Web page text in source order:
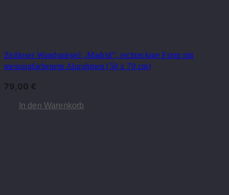
Zeitloser Wandspiegel „Madrid“, rechteckige Form mit
messingfarbenem Alurahmen (50 x 70 cm)
79,00 €
In den Warenkorb